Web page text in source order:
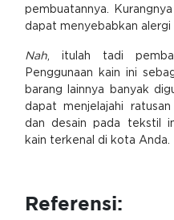
pembuatannya.
dapat menyebabkan
Nah, itulah tadi
Penggunaan kain ini
barang lainnya banyak
dapat menjelajahi
dan desain pada tekstil
kain terkenal di kota Anda.
Referensi: